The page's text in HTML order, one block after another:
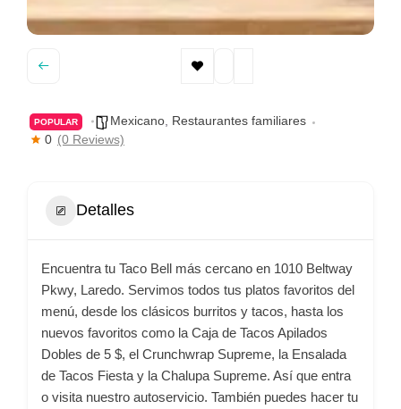
POPULAR Mexicano, Restaurantes familiares
0 (0 Reviews)
Detalles
Encuentra tu Taco Bell más cercano en 1010 Beltway
Pkwy, Laredo. Servimos todos tus platos favoritos del
menú, desde los clásicos burritos y tacos, hasta los
nuevos favoritos como la Caja de Tacos Apilados
Dobles de 5 $, el Crunchwrap Supreme, la Ensalada
de Tacos Fiesta y la Chalupa Supreme. Así que entra
o visita nuestro autoservicio. También puedes hacer tu